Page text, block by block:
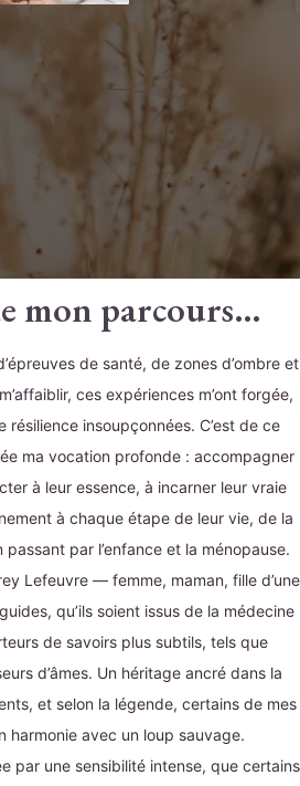
mon parcours…
de santé, de zones d’ombre et
ces expériences m’ont forgée,
résilience insoupçonnées. C’est de ce
ma vocation profonde : accompagner
à leur essence, à incarner leur vraie
à chaque étape de leur vie, de la
par l’enfance et la ménopause.
— femme, maman, fille d’une
qu’ils soient issus de la médecine
de savoirs plus subtils, tels que
d’âmes. Un héritage ancré dans la
et selon la légende, certains de mes
harmonie avec un loup sauvage.
par une sensibilité intense, que certains